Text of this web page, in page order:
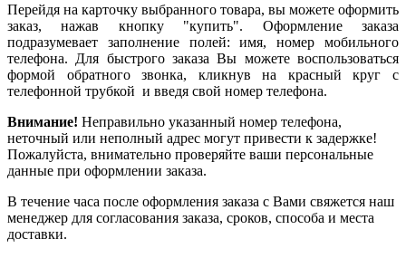
Перейдя на карточку выбранного товара, вы можете оформить
заказ, нажав кнопку "купить". Оформление заказа
подразумевает заполнение полей: имя, номер мобильного
телефона. Для быстрого заказа Вы можете воспользоваться
формой обратного звонка, кликнув на красный круг с
телефонной трубкой и введя свой номер телефона.
Внимание! Неправильно указанный номер телефона,
неточный или неполный адрес могут привести к задержке!
Пожалуйста, внимательно проверяйте ваши персональные
данные при оформлении заказа.
В течение часа после оформления заказа с Вами свяжется наш
менеджер для согласования заказа, сроков, способа и места
доставки.